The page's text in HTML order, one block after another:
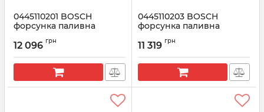
0445110201 BOSCH
форсунка паливна
99
Артикул: 0445110201
12 096 грн
0445110203 BOSCH
форсунка паливна
11 319 грн